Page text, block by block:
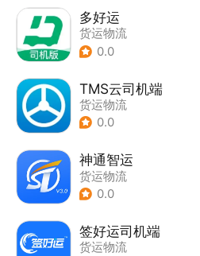
多好运
货运物流
0.0
TMS云司机端
货运物流
0.0
神通智运
货运物流
0.0
签好运司机端
货运物流